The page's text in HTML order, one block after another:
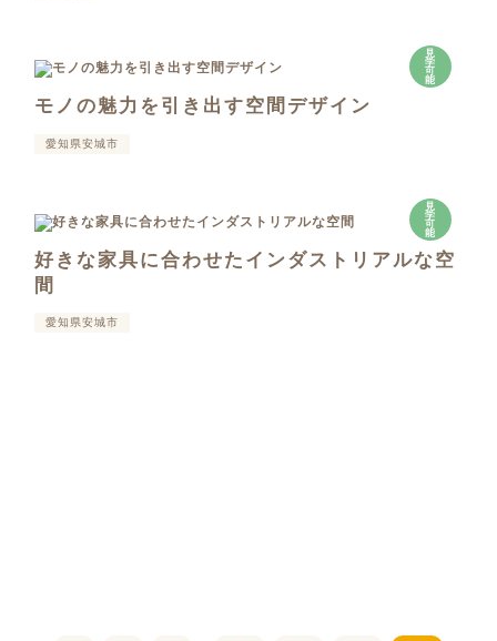
見
学
可
能
モノの魅力を引き出す空間デザイン
愛知県安城市
見
学
可
能
好きな家具に合わせたインダストリアルな空
間
愛知県安城市